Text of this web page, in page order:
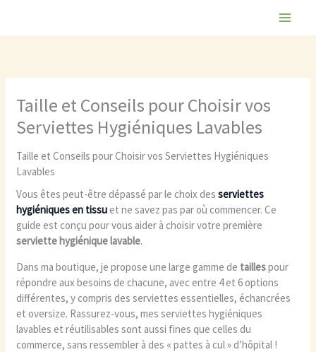
contenu
Taille et Conseils pour Choisir vos
Serviettes Hygiéniques Lavables
Taille et Conseils pour Choisir vos Serviettes Hygiéniques
Lavables
Vous êtes peut-être dépassé par le choix desserviettes
hygiéniques en tissu et ne savez pas par où commencer. Ce
guide est conçu pour vous aider à choisir votre première
serviette hygiénique lavable.
Dans ma boutique, je propose une large gamme de taillespour
répondre aux besoins de chacune, avec entre 4 et 6 options
différentes, y compris des serviettes essentielles, échancrées
et oversize. Rassurez-vous, mes serviettes hygiéniques
lavables et réutilisables sont aussi fines que celles du
commerce, sans ressembler à des « pattes à cul » d’hôpital !